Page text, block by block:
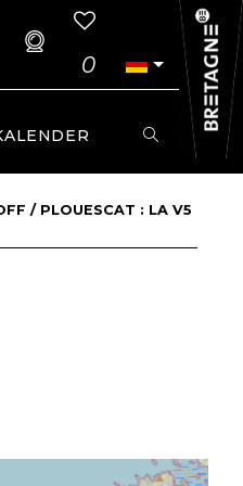
0
/ PLOUESCAT : LA V5